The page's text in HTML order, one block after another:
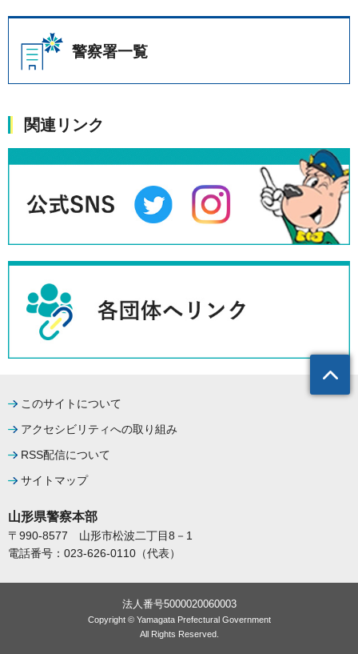
警察署一覧
関連リンク
このサイトについて
アクセシビリティへの取り組み
RSS配信について
サイトマップ
山形県警察本部
〒990-8577
山形市松波二丁目8－1
電話番号：023-626-0110（代表）
法人番号5000020060003
Copyright © Yamagata Prefectural Government
All Rights Reserved.